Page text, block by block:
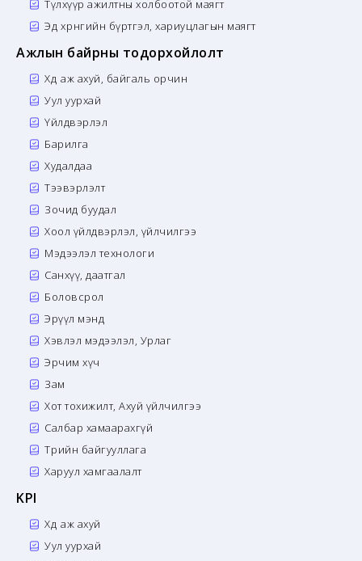
Түлхүүр ажилтны холбоотой маягт
Эд хөрөнгийн бүртгэл, хариуцлагын маягт
Ажлын байрны тодорхойлолт
Хөдөө аж ахуй, байгаль орчин
Уул уурхай
Үйлдвэрлэл
Барилга
Худалдаа
Тээвэрлэлт
Зочид буудал
Хоол үйлдвэрлэл, үйлчилгээ
Мэдээлэл технологи
Санхүү, даатгал
Боловсрол
Эрүүл мэнд
Хэвлэл мэдээлэл, Урлаг
Эрчим хүч
Зам
Хот тохижилт, Ахуй үйлчилгээ
Салбар хамаарахгүй
Төрийн байгууллага
Харуул хамгаалалт
KPI
Хөдөө аж ахуй
Уул уурхай